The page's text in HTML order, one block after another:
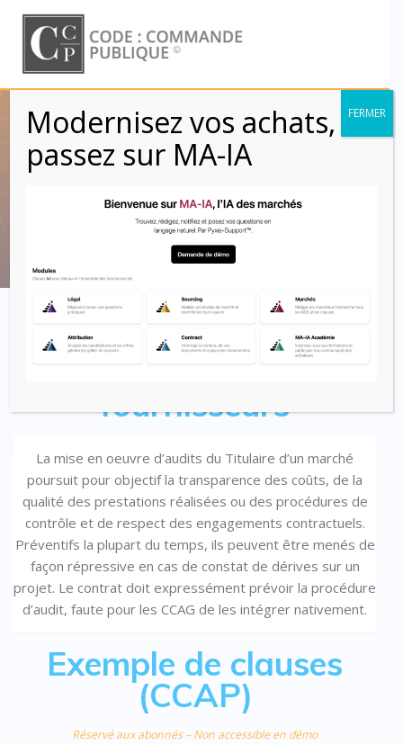
to
content
Audit fournisseur –
Contrôle (Clauses)
Code : Commande Publique
Clausier contractuel :
fournisseurs
La mise en oeuvre d’audits du Titulaire d’un marché
poursuit pour objectif la transparence des coûts, de la
qualité des prestations réalisées ou des procédures de
contrôle et de respect des engagements contractuels.
Préventifs la plupart du temps, ils peuvent être menés de
façon répressive en cas de constat de dérives sur un
projet. Le contrat doit expressément prévoir la procédure
d’audit, faute pour les CCAG de les intégrer nativement.
Exemple de clauses
(CCAP)
Réservé aux abonnés – Non accessible en démo
Modernisez vos achats,
passez sur MA-IA
FERMER